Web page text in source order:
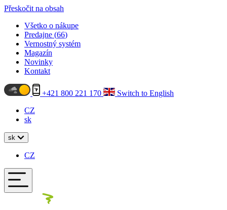
Přeskočit na obsah
Všetko o nákupe
Predajne (66)
Vernostný systém
Magazín
Novinky
Kontakt
+421 800 221 170
Switch to English
CZ
sk
sk
CZ